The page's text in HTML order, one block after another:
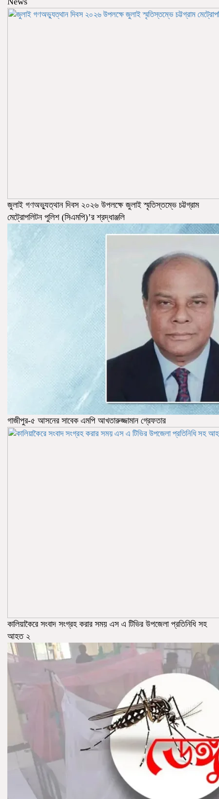
জুলাই গণঅভ্যুত্থান দিবস ২০২৬ উপলক্ষে জুলাই স্মৃতিস্তম্ভে চট্টগ্রাম
মেট্রোপলিটন পুলিশ (সিএমপি)’র শ্রদ্ধাঞ্জলি
গাজীপুর-৫ আসনের সাবেক এমপি আখতারুজ্জামান গ্রেফতার
কালিয়াকৈরে সংবাদ সংগ্রহ করার সময় এস এ টিভির উপজেলা প্রতিনিধি সহ
আহত ২